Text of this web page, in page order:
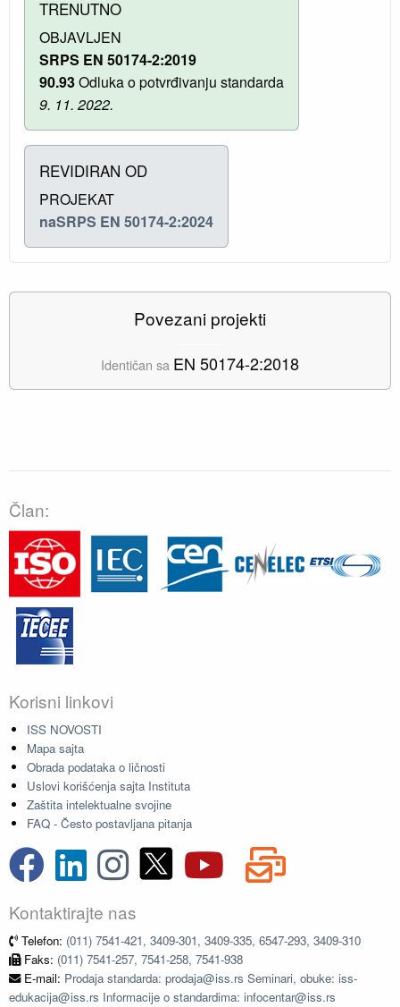
TRENUTNO
OBJAVLJEN
SRPS EN 50174-2:2019
90.93Odluka o potvrđivanju standarda
9. 11. 2022.
REVIDIRAN OD
PROJEKAT
naSRPS EN 50174-2:2024
Povezani projekti
Identičan sa EN 50174-2:2018
Član:
Korisni linkovi
ISS NOVOSTI
Mapa sajta
Obrada podataka o ličnosti
Uslovi korišćenja sajta Instituta
Zaštita intelektualne svojine
FAQ - Često postavljana pitanja
Kontaktirajte nas
Telefon: (011) 7541-421, 3409-301, 3409-335, 6547-293, 3409-310
Faks: (011) 7541-257, 7541-258, 7541-938
E-mail: Prodaja standarda: prodaja@iss.rs Seminari, obuke: iss-
edukacija@iss.rs Informacije o standardima: infocentar@iss.rs